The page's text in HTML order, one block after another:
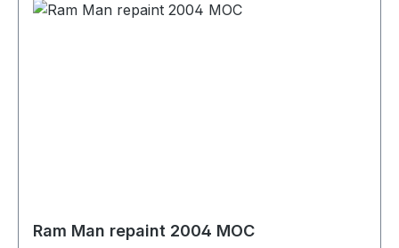
Ram Man repaint 2004 MOC